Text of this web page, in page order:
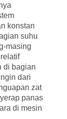
konstan
suhu
masing
di bagian
dari
zat
panas
di mesin